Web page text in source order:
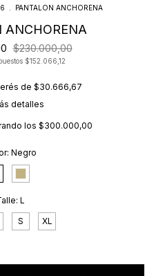
PANTALON ANCHORENA
ANCHORENA
$230.000,00
$152.066,12
de $30.666,67
detalles
los $300.000,00
Negro
L
S XL